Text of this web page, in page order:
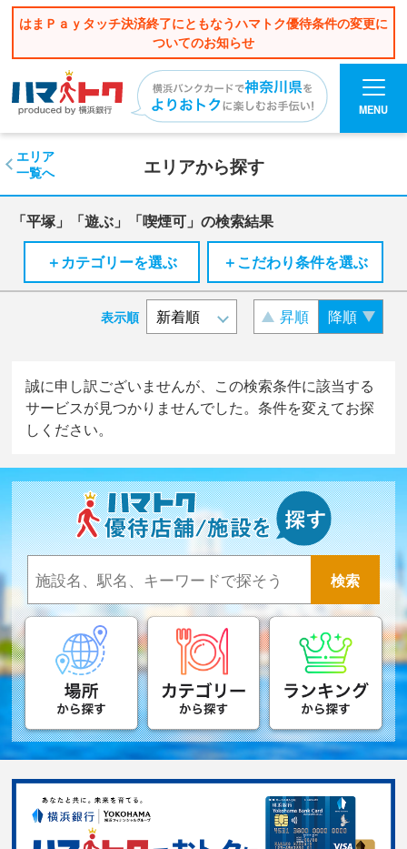
はまＰａｙタッチ決済終了にともなうハマトク優待条件の変更に
ついてのお知らせ
MENU
エリアから探す
エリア
一覧へ
「平塚」「遊ぶ」「喫煙可」の検索結果
＋カテゴリーを選ぶ
＋こだわり条件を選ぶ
表示順 昇順 降順
誠に申し訳ございませんが、この検索条件に該当する
サービスが見つかりませんでした。条件を変えてお探
しください。